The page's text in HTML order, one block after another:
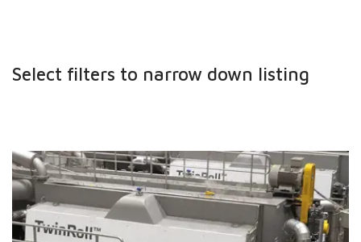
Select filters to narrow down listing